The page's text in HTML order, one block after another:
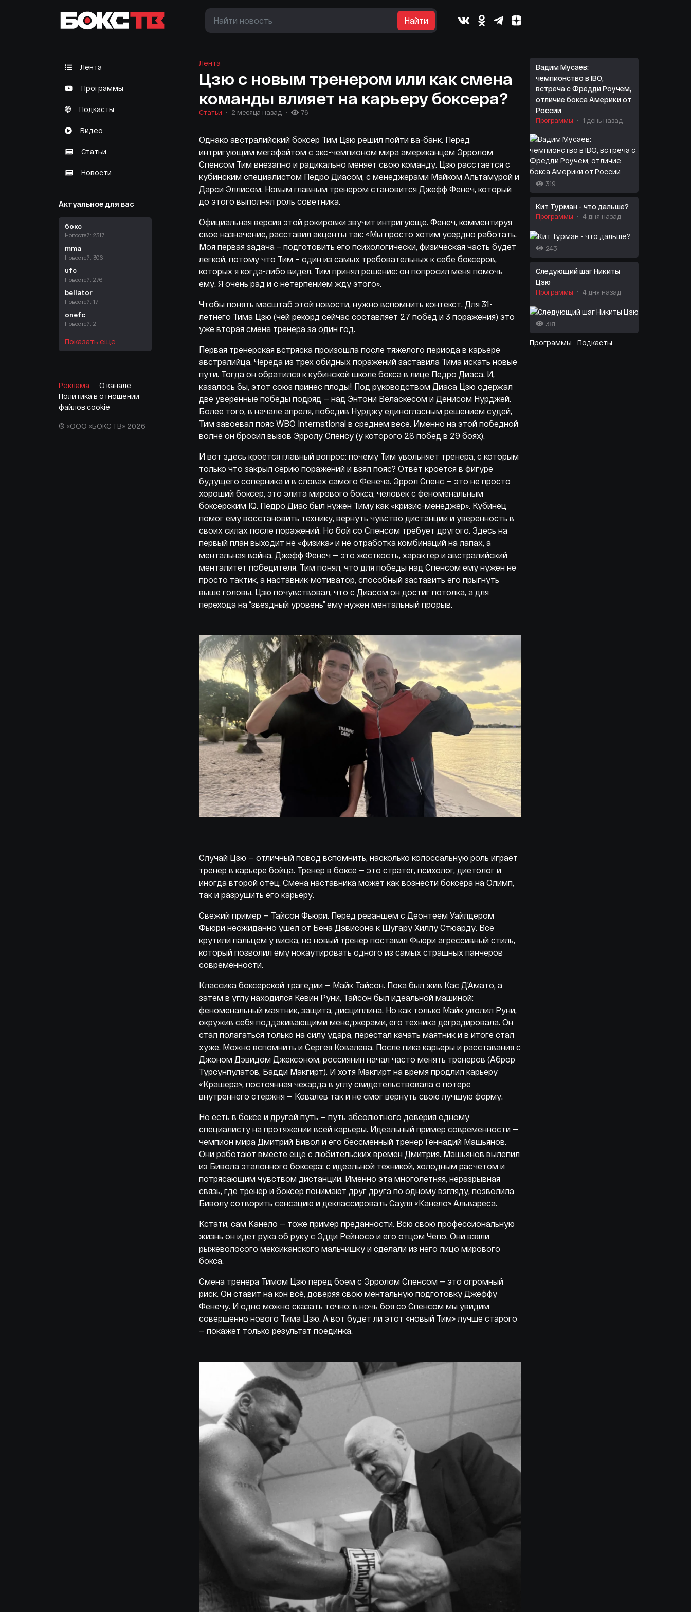
Найти
Лента
Программы
Подкасты
Видео
Статьи
Новости
Актуальное для вас
бокс
Новостей: 2317
mma
Новостей: 306
ufc
Новостей: 276
bellator
Новостей: 17
onefc
Новостей: 2
Показать еще
Реклама
О канале
Политика в отношении
файлов cookie
© «ООО «БОКС ТВ» 2026
Лента
Цзю с новым тренером или как смена
команды влияет на карьеру боксера?
Статьи 2 месяца назад 76
Однако австралийский боксер Тим Цзю решил пойти ва-банк. Перед
интригующим мегафайтом с экс-чемпионом мира американцем Эрролом
Спенсом Тим внезапно и радикально меняет свою команду. Цзю расстается с
кубинским специалистом Педро Диасом, с менеджерами Майком Альтамурой и
Дарси Эллисом. Новым главным тренером становится Джефф Фенеч, который
до этого выполнял роль советника.
Официальная версия этой рокировки звучит интригующе. Фенеч, комментируя
свое назначение, расставил акценты так: «Мы просто хотим усердно работать.
Моя первая задача – подготовить его психологически, физическая часть будет
легкой, потому что Тим – один из самых требовательных к себе боксеров,
которых я когда-либо видел. Тим принял решение: он попросил меня помочь
ему. Я очень рад и с нетерпением жду этого».
Чтобы понять масштаб этой новости, нужно вспомнить контекст. Для 31-
летнего Тима Цзю (чей рекорд сейчас составляет 27 побед и 3 поражения) это
уже вторая смена тренера за один год.
Первая тренерская встряска произошла после тяжелого периода в карьере
австралийца. Череда из трех обидных поражений заставила Тима искать новые
пути. Тогда он обратился к кубинской школе бокса в лице Педро Диаса. И,
казалось бы, этот союз принес плоды! Под руководством Диаса Цзю одержал
две уверенные победы подряд — над Энтони Веласкесом и Денисом Нурджей.
Более того, в начале апреля, победив Нурджу единогласным решением судей,
Тим завоевал пояс WBO International в среднем весе. Именно на этой победной
волне он бросил вызов Эрролу Спенсу (у которого 28 побед в 29 боях).
И вот здесь кроется главный вопрос: почему Тим увольняет тренера, с которым
только что закрыл серию поражений и взял пояс? Ответ кроется в фигуре
будущего соперника и в словах самого Фенеча. Эррол Спенс — это не просто
хороший боксер, это элита мирового бокса, человек с феноменальным
боксерским IQ. Педро Диас был нужен Тиму как «кризис-менеджер». Кубинец
помог ему восстановить технику, вернуть чувство дистанции и уверенность в
своих силах после поражений. Но бой со Спенсом требует другого. Здесь на
первый план выходит не «физика» и не отработка комбинаций на лапах, а
ментальная война. Джефф Фенеч — это жесткость, характер и австралийский
менталитет победителя. Тим понял, что для победы над Спенсом ему нужен не
просто тактик, а наставник-мотиватор, способный заставить его прыгнуть
выше головы. Цзю почувствовал, что с Диасом он достиг потолка, а для
перехода на “звездный уровень” ему нужен ментальный прорыв.
Случай Цзю — отличный повод вспомнить, насколько колоссальную роль играет
тренер в карьере бойца. Тренер в боксе — это стратег, психолог, диетолог и
иногда второй отец. Смена наставника может как вознести боксера на Олимп,
так и разрушить его карьеру.
Свежий пример — Тайсон Фьюри. Перед реваншем с Деонтеем Уайлдером
Фьюри неожиданно ушел от Бена Дэвисона к Шугару Хиллу Стюарду. Все
крутили пальцем у виска, но новый тренер поставил Фьюри агрессивный стиль,
который позволил ему нокаутировать одного из самых страшных панчеров
современности.
Классика боксерской трагедии — Майк Тайсон. Пока был жив Кас Д’Амато, а
затем в углу находился Кевин Руни, Тайсон был идеальной машиной:
феноменальный маятник, защита, дисциплина. Но как только Майк уволил Руни,
окружив себя поддакивающими менеджерами, его техника деградировала. Он
стал полагаться только на силу удара, перестал качать маятник и в итоге стал
хуже. Можно вспомнить и Сергея Ковалева. После пика карьеры и расставания с
Джоном Дэвидом Джексоном, россиянин начал часто менять тренеров (Аброр
Турсунпулатов, Бадди Макгирт). И хотя Макгирт на время продлил карьеру
«Крашера», постоянная чехарда в углу свидетельствовала о потере
внутреннего стержня — Ковалев так и не смог вернуть свою лучшую форму.
Но есть в боксе и другой путь — путь абсолютного доверия одному
специалисту на протяжении всей карьеры. Идеальный пример современности —
чемпион мира Дмитрий Бивол и его бессменный тренер Геннадий Машьянов.
Они работают вместе еще с любительских времен Дмитрия. Машьянов вылепил
из Бивола эталонного боксера: с идеальной техникой, холодным расчетом и
потрясающим чувством дистанции. Именно эта многолетняя, неразрывная
связь, где тренер и боксер понимают друг друга по одному взгляду, позволила
Биволу сотворить сенсацию и деклассировать Сауля «Канело» Альвареса.
Кстати, сам Канело — тоже пример преданности. Всю свою профессиональную
жизнь он идет рука об руку с Эдди Рейносо и его отцом Чепо. Они взяли
рыжеволосого мексиканского мальчишку и сделали из него лицо мирового
бокса.
Смена тренера Тимом Цзю перед боем с Эрролом Спенсом — это огромный
риск. Он ставит на кон всё, доверяя свою ментальную подготовку Джеффу
Фенечу. И одно можно сказать точно: в ночь боя со Спенсом мы увидим
совершенно нового Тима Цзю. А вот будет ли этот «новый Тим» лучше старого
— покажет только результат поединка.
Вадим Мусаев:
чемпионство в IBO,
встреча с Фредди Роучем,
отличие бокса Америки от
России
Программы 1 день назад
319
Кит Турман - что дальше?
Программы 4 дня назад
243
Следующий шаг Никиты
Цзю
Программы 4 дня назад
381
Программы Подкасты